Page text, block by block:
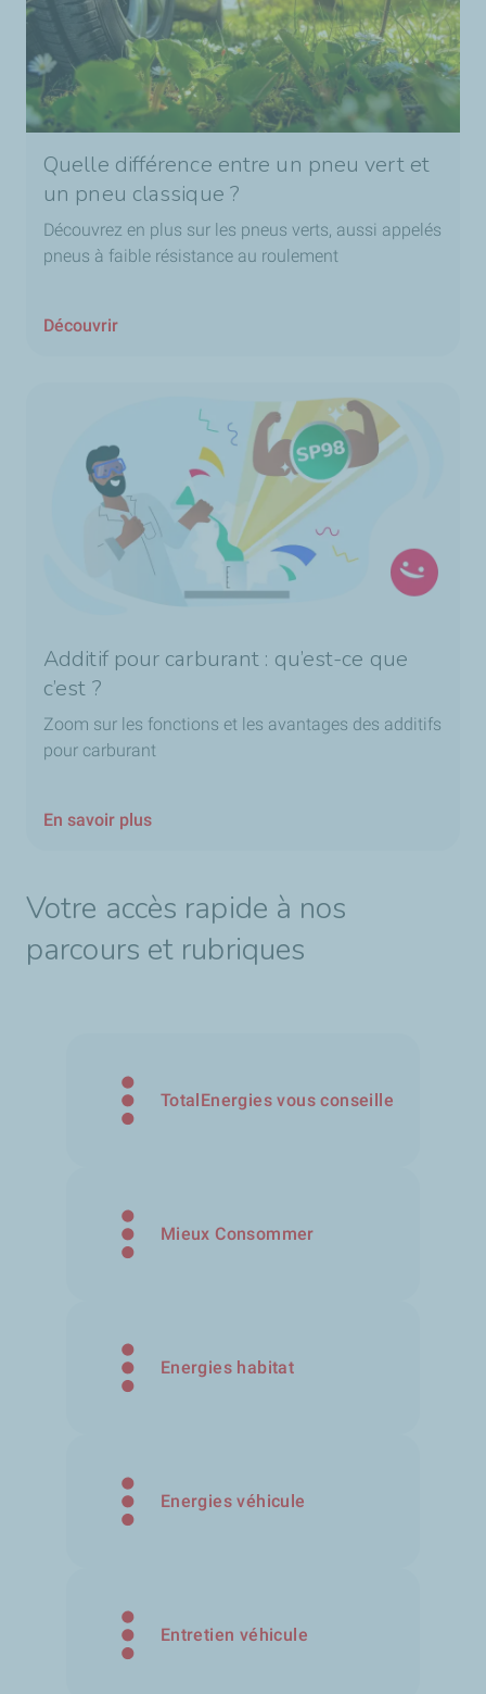
Quelle différence entre un pneu vert et
un pneu classique ?
Découvrez en plus sur les pneus verts, aussi appelés
pneus à faible résistance au roulement
Découvrir
Additif pour carburant : qu’est-ce que
c’est ?
Zoom sur les fonctions et les avantages des additifs
pour carburant
En savoir plus
Votre accès rapide à nos
parcours et rubriques
TotalEnergies vous conseille
Mieux Consommer
Energies habitat
Energies véhicule
Entretien véhicule